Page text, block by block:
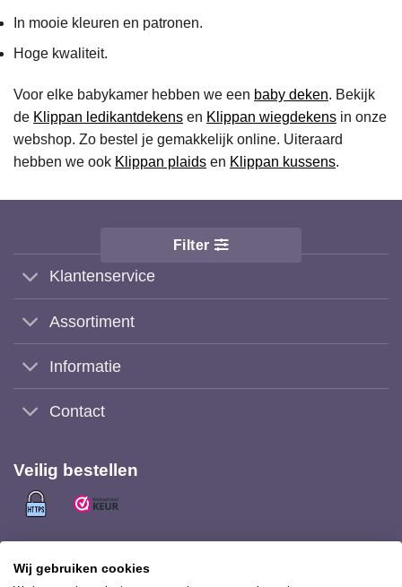
Filter
In mooie kleuren en patronen.
Hoge kwaliteit.
Voor elke babykamer hebben we een baby deken. Bekijk
de Klippan ledikantdekens en Klippan wiegdekens in onze
webshop. Zo bestel je gemakkelijk online. Uiteraard
hebben we ook Klippan plaids en Klippan kussens.
Klantenservice
Assortiment
Informatie
Contact
Veilig bestellen
Veilig (achteraf) betalen met
Wij gebruiken cookies